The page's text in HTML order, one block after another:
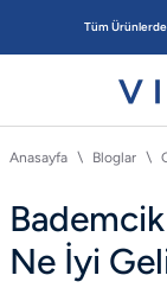
Tüm
Anasayfa Bloglar
Ne İyi